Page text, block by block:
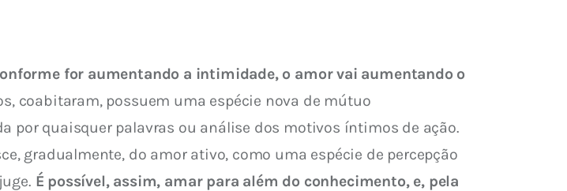
for aumentando a intimidade, o amor vai aumentando o
coabitaram, possuem uma espécie nova de mútuo
por quaisquer palavras ou análise dos motivos íntimos de ação.
gradualmente, do amor ativo, como uma espécie de percepção
É possível, assim, amar para além do conhecimento, e, pela